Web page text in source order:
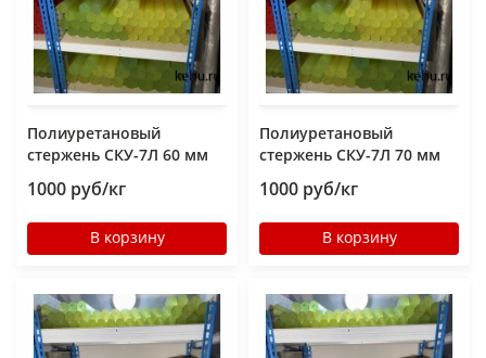
Полиуретановый
стержень СКУ-7Л 60 мм
1000 руб/кг
В корзину
Полиуретановый
стержень СКУ-7Л 70 мм
1000 руб/кг
В корзину